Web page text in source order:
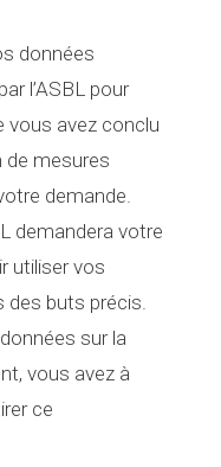
données
l’ASBL pour
vous avez conclu
de mesures
demande.
demandera votre
utiliser vos
des buts précis.
sur la
vous avez à
ce